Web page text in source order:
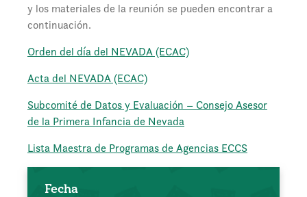
y los materiales de la reunión se pueden encontrar a
continuación.
Orden del día del NEVADA (ECAC)
Acta del NEVADA (ECAC)
Subcomité de Datos y Evaluación – Consejo Asesor
de la Primera Infancia de Nevada
Lista Maestra de Programas de Agencias ECCS
Fecha